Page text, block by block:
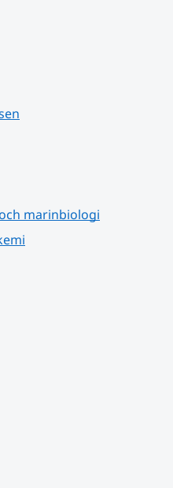
marinbiologi